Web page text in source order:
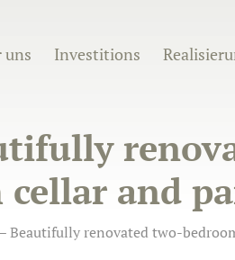
uns Investitions
and
Beautifully renovated two-